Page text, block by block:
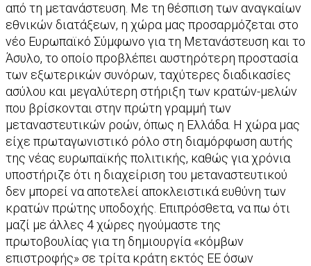
από τη μετανάστευση. Με τη θέσπιση των αναγκαίων
εθνικών διατάξεων, η χώρα μας προσαρμόζεται στο
νέο Ευρωπαϊκό Σύμφωνο για τη Μετανάστευση και το
Άσυλο, το οποίο προβλέπει αυστηρότερη προστασία
των εξωτερικών συνόρων, ταχύτερες διαδικασίες
ασύλου και μεγαλύτερη στήριξη των κρατών-μελών
που βρίσκονται στην πρώτη γραμμή των
μεταναστευτικών ροών, όπως η Ελλάδα. Η χώρα μας
είχε πρωταγωνιστικό ρόλο στη διαμόρφωση αυτής
της νέας ευρωπαϊκής πολιτικής, καθώς για χρόνια
υποστήριζε ότι η διαχείριση του μεταναστευτικού
δεν μπορεί να αποτελεί αποκλειστικά ευθύνη των
κρατών πρώτης υποδοχής. Επιπρόσθετα, να πω ότι
μαζί με άλλες 4 χώρες ηγούμαστε της
πρωτοβουλίας για τη δημιουργία «κόμβων
επιστροφής» σε τρίτα κράτη εκτός ΕΕ όσων